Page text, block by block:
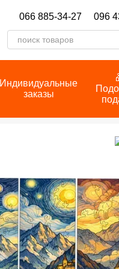
066 885-34-27 096
Индивидуальные
заказы